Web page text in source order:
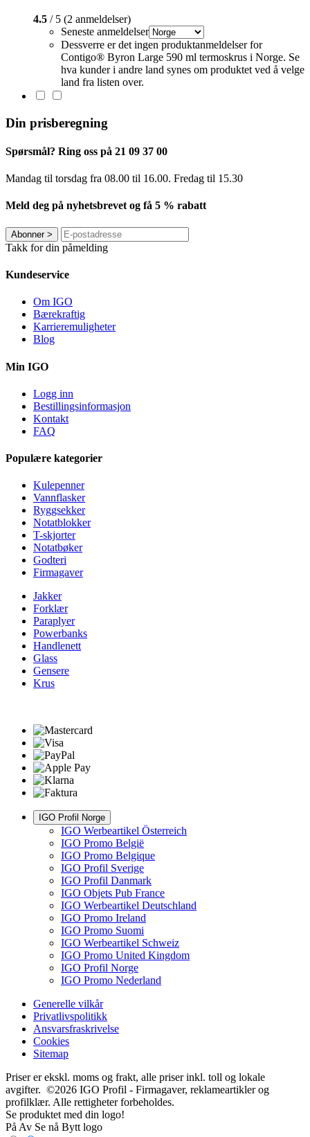
4.5 / 5 (2 anmeldelser)
Seneste anmeldelser
Dessverre er det ingen produktanmeldelser for
Contigo® Byron Large 590 ml termoskrus i Norge. Se
hva kunder i andre land synes om produktet ved å velge
land fra listen over.
Din prisberegning
Spørsmål? Ring oss på 21 09 37 00
Mandag til torsdag ​​fra 08.00 til 16.00. Fredag til 15.30
Meld deg på nyhetsbrevet og få 5 % rabatt
Abonner>
Takk for din påmelding
Kundeservice
Om IGO
Bærekraftig
Karrieremuligheter
Blog
Min IGO
Logg inn
Bestillingsinformasjon
Kontakt
FAQ
Populære kategorier
Kulepenner
Vannflasker
Ryggsekker
Notatblokker
T-skjorter
Notatbøker
Godteri
Firmagaver
Jakker
Forklær
Paraplyer
Powerbanks
Handlenett
Glass
Gensere
Krus
IGO Profil Norge
IGO Werbeartikel Österreich
IGO Promo België
IGO Promo Belgique
IGO Profil Sverige
IGO Profil Danmark
IGO Objets Pub France
IGO Werbeartikel Deutschland
IGO Promo Ireland
IGO Promo Suomi
IGO Werbeartikel Schweiz
IGO Promo United Kingdom
IGO Profil Norge
IGO Promo Nederland
Generelle vilkår
Privatlivspolitikk
Ansvarsfraskrivelse
Cookies
Sitemap
Priser er ekskl. moms og frakt, alle priser inkl. toll og lokale
avgifter. ©2026 IGO Profil - Firmagaver, reklameartikler og
profilklær. Alle rettigheter forbeholdes.
Se produktet med din logo!
På Av Se nå Bytt logo